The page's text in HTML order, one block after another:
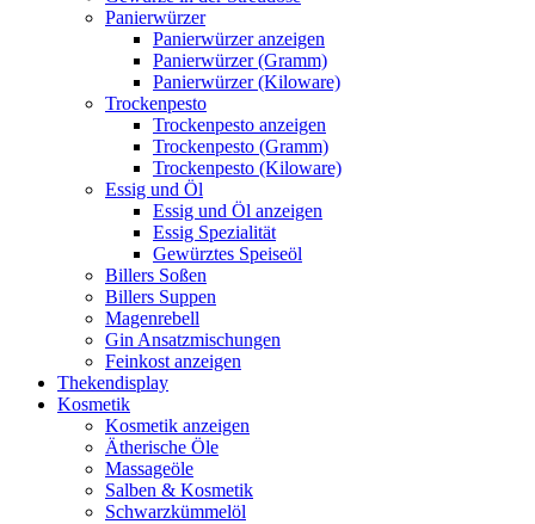
Panierwürzer
Panierwürzer anzeigen
Panierwürzer (Gramm)
Panierwürzer (Kiloware)
Trockenpesto
Trockenpesto anzeigen
Trockenpesto (Gramm)
Trockenpesto (Kiloware)
Essig und Öl
Essig und Öl anzeigen
Essig Spezialität
Gewürztes Speiseöl
Billers Soßen
Billers Suppen
Magenrebell
Gin Ansatzmischungen
Feinkost anzeigen
Thekendisplay
Kosmetik
Kosmetik anzeigen
Ätherische Öle
Massageöle
Salben & Kosmetik
Schwarzkümmelöl